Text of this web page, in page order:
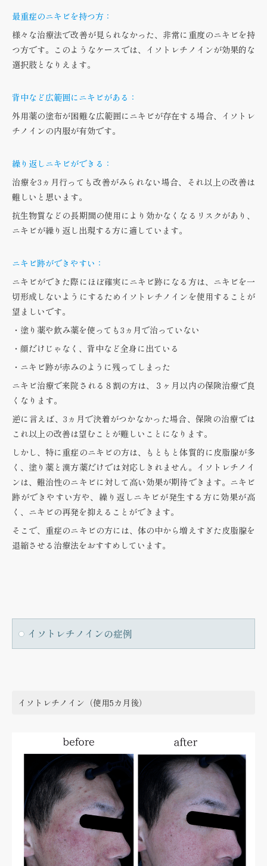
最重症のニキビを持つ方：
様々な治療法で改善が見られなかった、非常に重度のニキビを持
つ方です。このようなケースでは、イソトレチノインが効果的な
選択肢となりえます。
背中など広範囲にニキビがある：
外用薬の塗布が困難な広範囲にニキビが存在する場合、イソトレ
チノインの内服が有効です。
繰り返しニキビができる：
治療を3ヵ月行っても改善がみられない場合、それ以上の改善は
難しいと思います。
抗生物質などの長期間の使用により効かなくなるリスクがあり、
ニキビが繰り返し出現する方に適しています。
ニキビ跡ができやすい：
ニキビができた際にほぼ確実にニキビ跡になる方は、ニキビを一
切形成しないようにするためイソトレチノインを使用することが
望ましいです。
・塗り薬や飲み薬を使っても3ヵ月で治っていない
・顔だけじゃなく、背中など全身に出ている
・ニキビ跡が赤みのように残ってしまった
ニキビ治療で来院される８割の方は、３ヶ月以内の保険治療で良
くなります。
逆に言えば、3ヵ月で決着がつかなかった場合、保険の治療では
これ以上の改善は望むことが難しいことになります。
しかし、特に重症のニキビの方は、もともと体質的に皮脂腺が多
く、塗り薬と漢方薬だけでは対応しきれません。イソトレチノイ
ンは、難治性のニキビに対して高い効果が期待できます。ニキビ
跡ができやすい方や、繰り返しニキビが発生する方に効果が高
く、ニキビの再発を抑えることができます。
そこで、重症のニキビの方には、体の中から増えすぎた皮脂腺を
退縮させる治療法をおすすめしています。
イソトレチノインの症例
イソトレチノイン（使用5カ月後）